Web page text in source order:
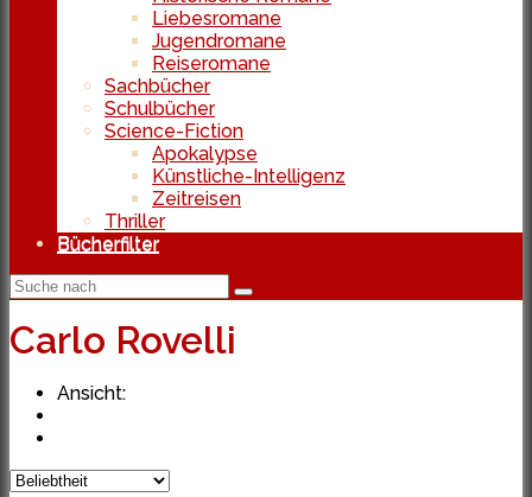
Liebesromane
Jugendromane
Reiseromane
Sachbücher
Schulbücher
Science-Fiction
Apokalypse
Künstliche-Intelligenz
Zeitreisen
Thriller
Bücherfilter
Carlo Rovelli
Ansicht: